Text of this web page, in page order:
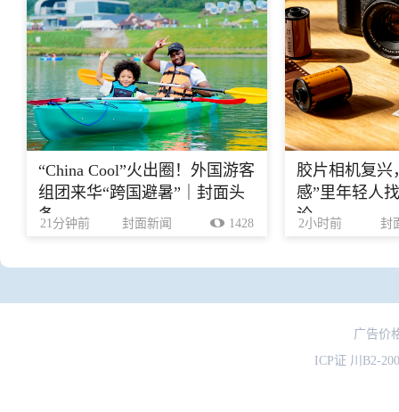
“China Cool”火出圈！外国游客
组团来华“跨国避暑”｜封面头
条
21分钟前 封面新闻 1428
胶片相机复兴
感”里年轻人
论
2小时前 封
广告价
ICP证 川B2-